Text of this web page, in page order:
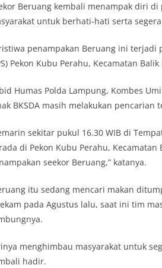
Beruang kembali menampak diri
untuk berhati-hati serta
penampakan Beruang ini terjadi
Pekon Kubu Perahu, Kecamatan
Humas Polda Lampung, Kombes
BKSDA masih melakukan pencarian
sekitar pukul 16.30 WIB di
di Pekon Kubu Perahu,
seekor Beruang,” katanya.
itu sedang mencari makan
pada Agustus lalu, saat ini tim
menghimbau masyarakat untuk
hadir.